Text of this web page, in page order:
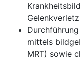
mittels
MRT) sowie